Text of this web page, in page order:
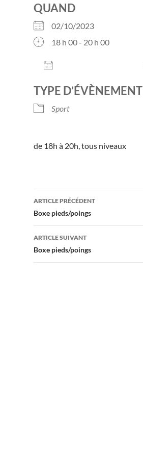
QUAND
02/10/2023
18 h 00 - 20 h 00
TYPE D’ÉVÈNEMENT
Sport
de 18h à 20h, tous niveaux
Navigation
des
articles
ARTICLE PRÉCÉDENT
Boxe pieds/poings
ARTICLE SUIVANT
Boxe pieds/poings